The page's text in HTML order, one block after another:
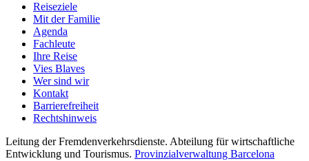
Reiseziele
Mit der Familie
Agenda
Fachleute
Ihre Reise
Vies Blaves
Wer sind wir
Kontakt
Barrierefreiheit
Rechtshinweis
Leitung der Fremdenverkehrsdienste. Abteilung für wirtschaftliche
Entwicklung und Tourismus. Provinzialverwaltung Barcelona